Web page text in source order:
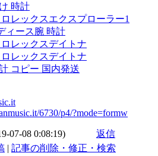
時計
レックスエクスプローラー1
ィース腕 時計
レックスデイトナ
レックスデイトナ
コピー 国内発送
6730/p4/?mode=formw
07-08 0:08:19)
返信
| 記事の削除・修正・検索